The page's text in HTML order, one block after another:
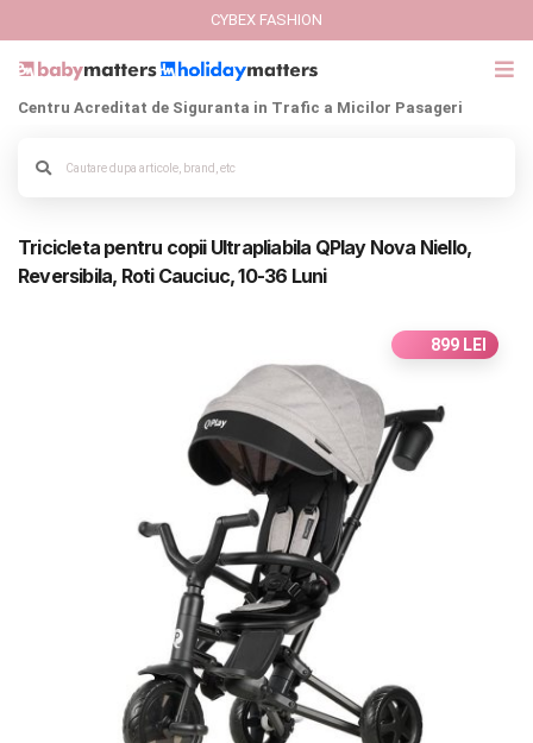
Italbaby Collections
SCAUNE AUTO
LA PLIMBARE
CAMERA COPILULUI
JUCARII
MARSUPII BEBELUSI
CYBEX FASHION
Centru Acreditat de Siguranta in Trafic a Micilor Pasageri
Tricicleta pentru copii Ultrapliabila QPlay Nova Niello,
Reversibila, Roti Cauciuc, 10-36 Luni
899 LEI